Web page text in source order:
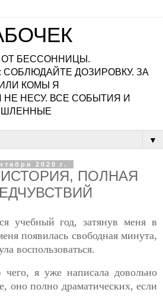
БЕССОННИЦЫ.
ДОЗИРОВКУ. ЗА
КОМЫ Я
НЕСУ. ВСЕ СОБЫТИЯ И
▼
2020 г.
ПОЛНАЯ
учебный год, затянув меня в
появилась свободная минута,
воспользоваться.
я уже написала довольно
оно полно драматических, если